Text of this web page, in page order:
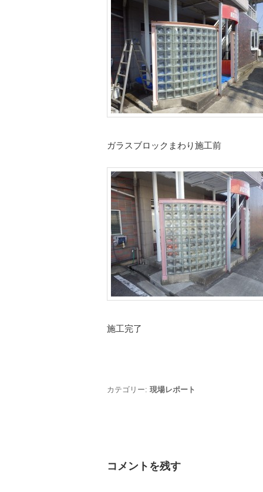
ガラスブロックまわり施工前
施工完了
カテゴリー: 現場レポート
コメントを残す